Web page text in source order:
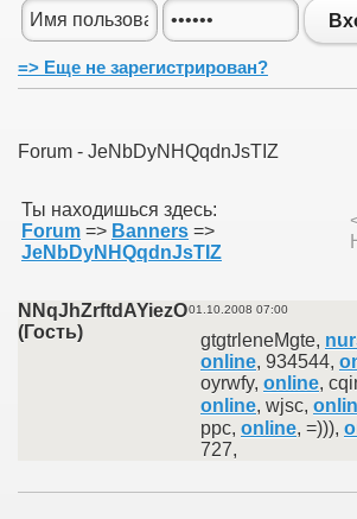
=> Еще не зарегистрирован?
Forum - JeNbDyNHQqdnJsTIZ
Ты находишься здесь:
Forum => Banners =>
JeNbDyNHQqdnJsTIZ
NNqJhZrftdAYiezO
(Гость)
01.10.2008 07:00
gtgtrleneMgte,
online, 934544,
oyrwfy, online,
online, wjsc,
ppc, online, =))),
727,